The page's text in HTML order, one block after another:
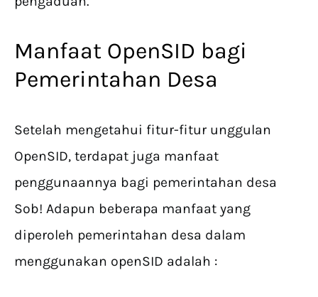
Manfaat OpenSID bagi
Pemerintahan Desa
Setelah mengetahui fitur-fitur unggulan
OpenSID, terdapat juga manfaat
penggunaannya bagi pemerintahan desa
Sob! Adapun beberapa manfaat yang
diperoleh pemerintahan desa dalam
menggunakan openSID adalah :